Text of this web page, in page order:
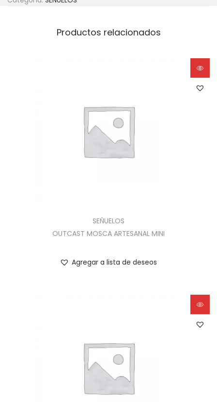
Productos relacionados
SEÑUELOS
OUTCAST MOSCA ARTESANAL MINI
Agregar a lista de deseos